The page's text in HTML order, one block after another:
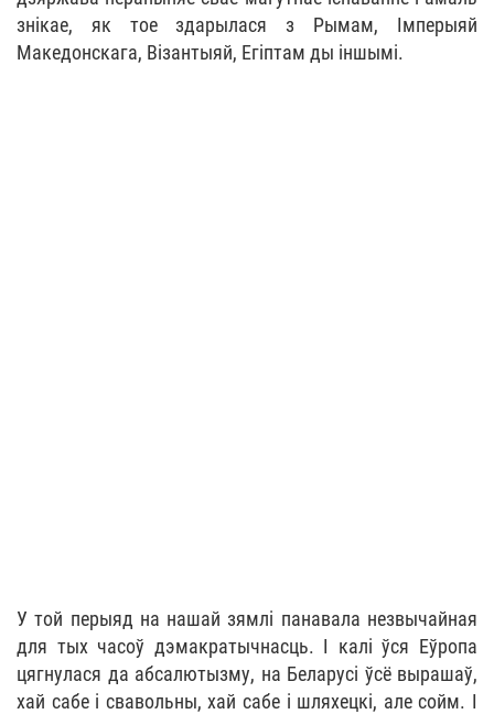
знікае, як тое здарылася з Рымам, Імперыяй
Македонскага, Візантыяй, Егіптам ды іншымі.
У той перыяд на нашай зямлі панавала незвычайная
для тых часоў дэмакратычнасць. І калі ўся Еўропа
цягнулася да абсалютызму, на Беларусі ўсё вырашаў,
хай сабе і свавольны, хай сабе і шляхецкі, але сойм. І